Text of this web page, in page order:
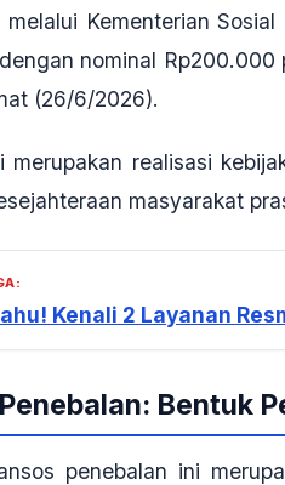
melalui Kementerian
nominal
(26/6/2026).
merupakan realisasi
masyarakat
Kenali 2 Layanan
Bentuk
penebalan ini